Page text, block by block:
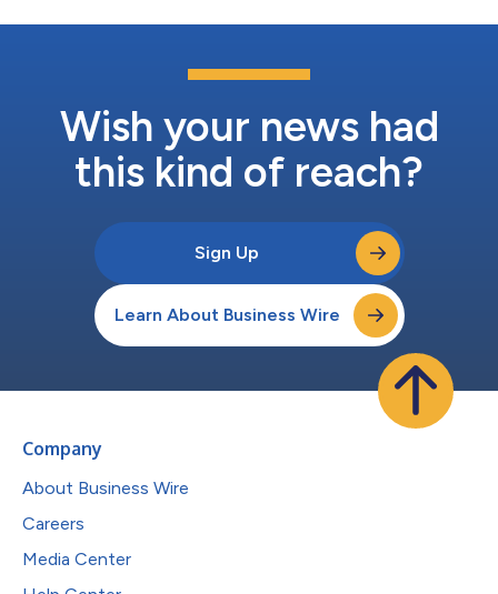
Wish your news had
this kind of reach?
Sign Up
Learn About Business Wire
Company
About Business Wire
Careers
Media Center